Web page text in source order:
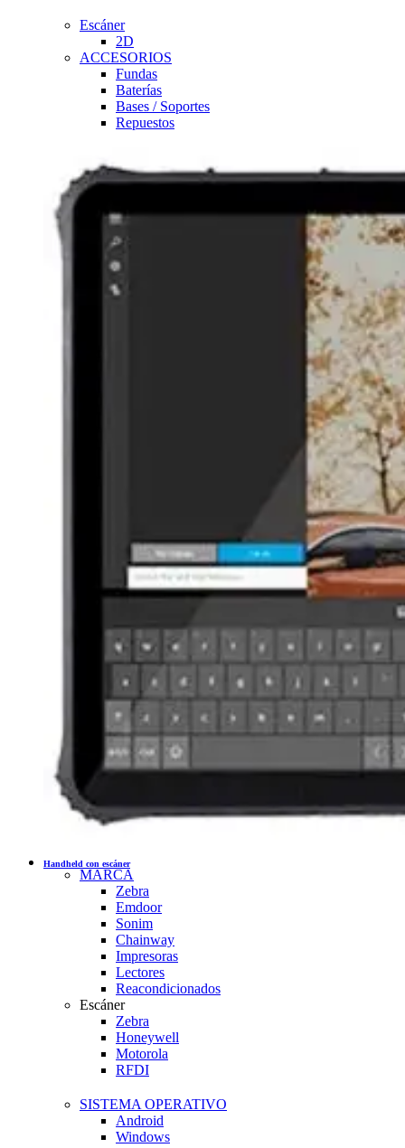
Escáner
2D
ACCESORIOS
Fundas
Baterías
Bases / Soportes
Repuestos
Handheld con escáner
MARCA
Zebra
Emdoor
Sonim
Chainway
Impresoras
Lectores
Reacondicionados
Escáner
Zebra
Honeywell
Motorola
RFDI
SISTEMA OPERATIVO
Android
Windows